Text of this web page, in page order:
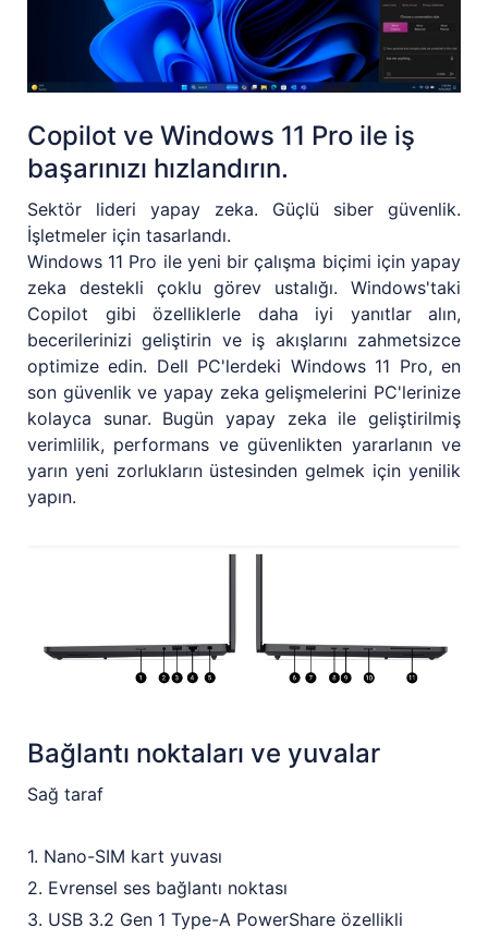
Copilot ve Windows 11 Pro ile iş
başarınızı hızlandırın.
Sektör lideri yapay zeka. Güçlü siber güvenlik.
İşletmeler için tasarlandı.
Windows 11 Pro ile yeni bir çalışma biçimi için yapay
zeka destekli çoklu görev ustalığı. Windows'taki
Copilot gibi özelliklerle daha iyi yanıtlar alın,
becerilerinizi geliştirin ve iş akışlarını zahmetsizce
optimize edin. Dell PC'lerdeki Windows 11 Pro, en
son güvenlik ve yapay zeka gelişmelerini PC'lerinize
kolayca sunar. Bugün yapay zeka ile geliştirilmiş
verimlilik, performans ve güvenlikten yararlanın ve
yarın yeni zorlukların üstesinden gelmek için yenilik
yapın.
Bağlantı noktaları ve yuvalar
Sağ taraf
1. Nano-SIM kart yuvası
2. Evrensel ses bağlantı noktası
3. USB 3.2 Gen 1 Type-A PowerShare özellikli